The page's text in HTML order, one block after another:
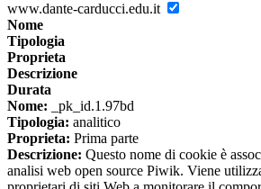
www.dante-carducci.edu.it
Nome
Tipologia
Proprieta
Descrizione
Durata
Nome: _pk_id.1.97bd
Tipologia: analitico
Proprieta: Prima parte
Descrizione: Questo nome di cookie è
analisi web open source Piwik. Viene